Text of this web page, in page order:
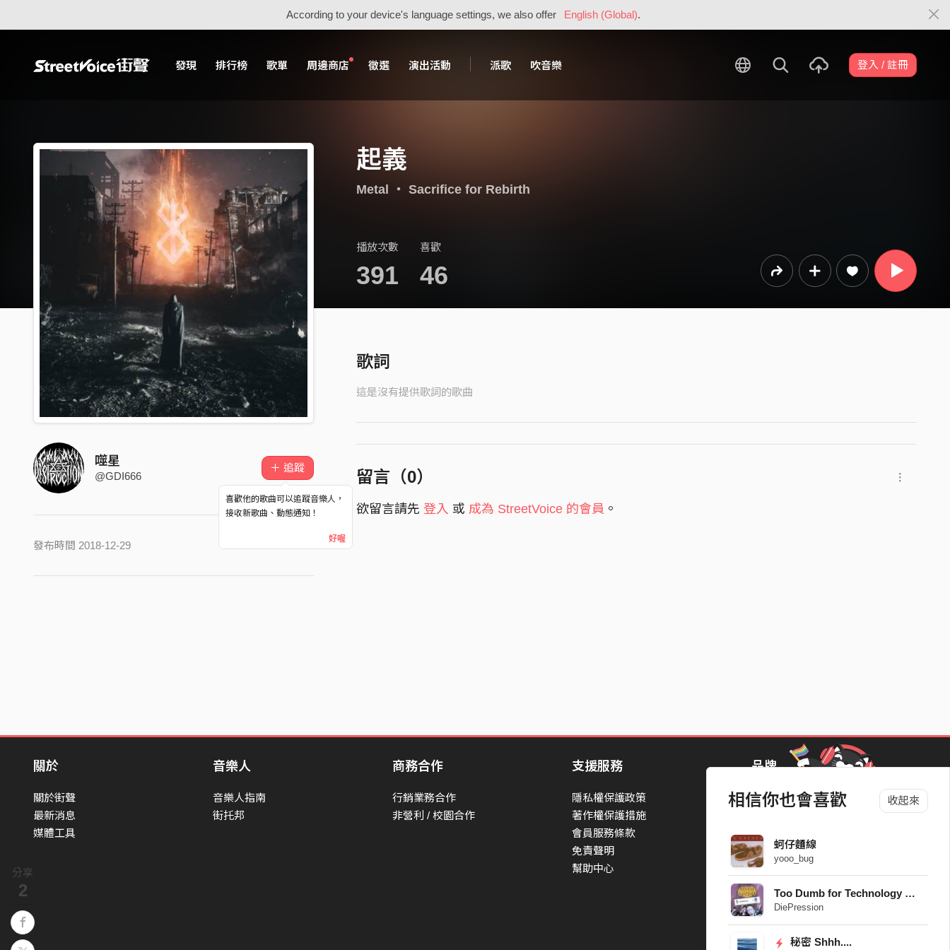
According to your device's language settings, we also offer English (Global).
發現 排行榜 歌單 周邊商店 徵選 演出活動 派歌 吹音樂 登入 / 註冊
分享
2
相信你也會喜歡 收起來
蚵仔麵線
yooo_bug
Too Dumb for Technology （Demo）
DiePression
秘密 Shhh....
起義
Metal ・ Sacrifice for Rebirth
播放次數
391
喜歡
46
噬星
@GDI666
＋ 追蹤
喜歡他的歌曲可以追蹤音樂人，
接收新歌曲、動態通知！
好喔
發布時間 2018-12-29
歌詞
這是沒有提供歌詞的歌曲
留言（0）
欲留言請先 登入 或 成為 StreetVoice 的會員 。
關於
關於街聲
最新消息
媒體工具
音樂人
音樂人指南
街托邦
商務合作
行銷業務合作
非營利 / 校園合作
支援服務
隱私權保護政策
著作權保護措施
會員服務條款
免責聲明
幫助中心
品牌
StreetVoice Awards 街聲音樂獎
Blow 吹音樂
Packer 派歌
SimpleLife 簡單生活節
ParkPark Carnival
一起比 YEAH 吧